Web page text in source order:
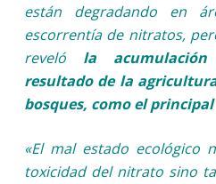
están degradando en
escorrentía de nitratos,
reveló la
resultado de la
bosques, como el
«El mal estado ecológico
toxicidad del nitrato sino